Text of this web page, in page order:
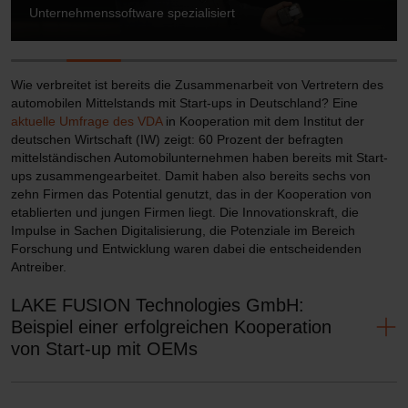
Unternehmenssoftware spezialisiert
Wie verbreitet ist bereits die Zusammenarbeit von Vertretern des
automobilen Mittelstands mit Start-ups in Deutschland? Eine
aktuelle Umfrage des VDAin Kooperation mit dem Institut der
deutschen Wirtschaft (IW) zeigt: 60 Prozent der befragten
mittelständischen Automobilunternehmen haben bereits mit Start-
ups zusammengearbeitet. Damit haben also bereits sechs von
zehn Firmen das Potential genutzt, das in der Kooperation von
etablierten und jungen Firmen liegt. Die Innovationskraft, die
Impulse in Sachen Digitalisierung, die Potenziale im Bereich
Forschung und Entwicklung waren dabei die entscheidenden
Antreiber.
LAKE FUSION Technologies GmbH:
Beispiel einer erfolgreichen Kooperation
von Start-up mit OEMs